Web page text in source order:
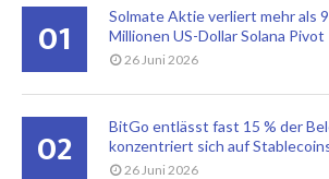
01
Solmate Aktie verliert mehr als
Millionen US-Dollar Solana Pivot
26 Juni 2026
02
BitGo entlässt fast 15 % der
konzentriert sich auf
26 Juni 2026